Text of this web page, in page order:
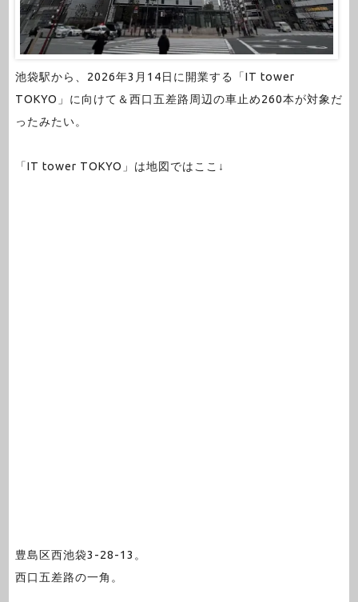
池袋駅から、2026年3月14日に開業する「IT tower
TOKYO」に向けて＆西口五差路周辺の車止め260本が対象だ
ったみたい。
「IT tower TOKYO」は地図ではここ↓
豊島区西池袋3-28-13。
西口五差路の一角。